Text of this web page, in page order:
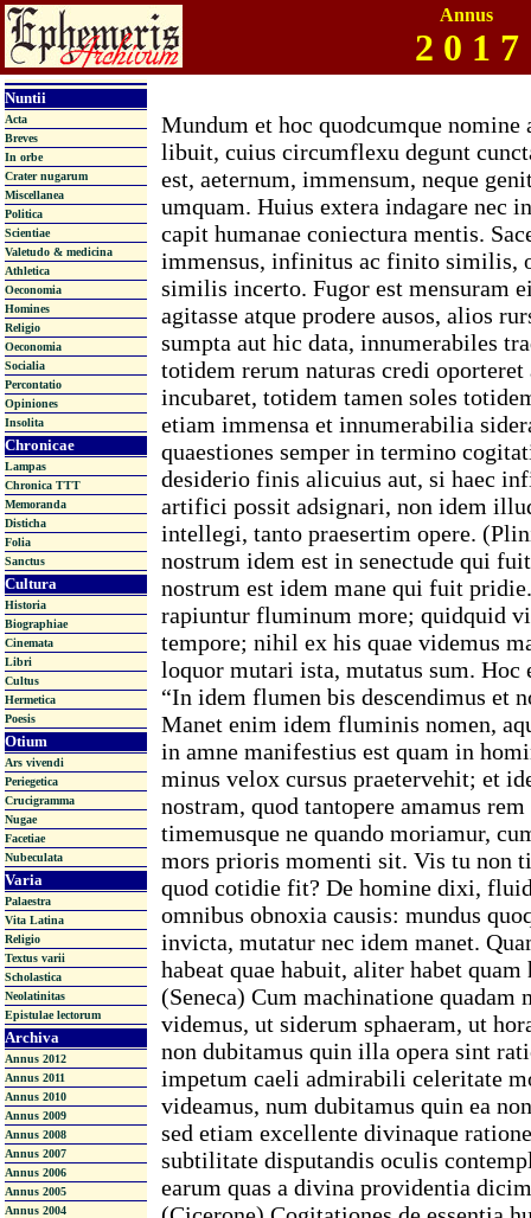
Annus
2 0 1 7
Nuntii
Acta
Breves
In orbe
Crater nugarum
Miscellanea
Politica
Scientiae
Valetudo & medicina
Athletica
Oeconomia
Homines
Religio
Oeconomia
Socialia
Percontatio
Opiniones
Insolita
Chronicae
Lampas
Chronica TTT
Memoranda
Disticha
Folia
Sanctus
Cultura
Historia
Biographiae
Cinemata
Libri
Cultus
Hermetica
Poesis
Otium
Ars vivendi
Periegetica
Crucigramma
Nugae
Facetiae
Nubeculata
Varia
Palaestra
Vita Latina
Religio
Textus varii
Scholastica
Neolatinitas
Epistulae lectorum
Archiva
Annus 2012
Annus 2011
Annus 2010
Annus 2009
Annus 2008
Annus 2007
Annus 2006
Annus 2005
Annus 2004
Mundum et hoc quodcumque nomine
libuit, cuius circumflexu degunt
est, aeternum, immensum, neque
umquam. Huius extera indagare nec
capit humanae coniectura mentis.
immensus, infinitus ac finito similis,
similis incerto. Fugor est mensuram
agitasse atque prodere ausos, alios
sumpta aut hic data, innumerabiles
totidem rerum naturas credi oporteret
incubaret, totidem tamen soles
etiam immensa et innumerabilia
quaestiones semper in termino
desiderio finis alicuius aut, si haec
artifici possit adsignari, non idem
intellegi, tanto praesertim opere.
nostrum idem est in senectude qui
nostrum est idem mane qui fuit
rapiuntur fluminum more; quidquid
tempore; nihil ex his quae videmus
loquor mutari ista, mutatus sum. Hoc
“In idem flumen bis descendimus et
Manet enim idem fluminis nomen,
in amne manifestius est quam in
minus velox cursus praetervehit; et
nostram, quod tantopere amamus
timemusque ne quando moriamur,
mors prioris momenti sit. Vis tu non
quod cotidie fit? De homine dixi,
omnibus obnoxia causis: mundus
invicta, mutatur nec idem manet.
habeat quae habuit, aliter habet
(Seneca) Cum machinatione quadam
videmus, ut siderum sphaeram, ut
non dubitamus quin illa opera sint
impetum caeli admirabili celeritate
videamus, num dubitamus quin ea
sed etiam excellente divinaque
subtilitate disputandis oculis
earum quas a divina providentia